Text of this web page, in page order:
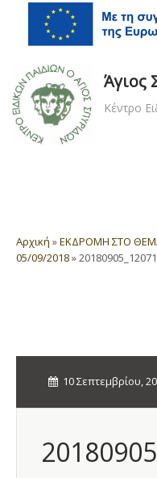
Άγιος
Κέντρο
Αρχική »ΕΚΔΡΟΜΗ ΣΤΟ
05/09/2018»
10 Σεπτεμβρίου,